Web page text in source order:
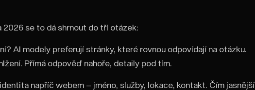
2026 se to dá shrnout do tří otázek:
AI modely preferují stránky, které rovnou odpovídají na otázku.
Přímá odpověď nahoře, detaily pod tím.
napříč webem – jméno, služby, lokace, kontakt. Čím jasnější